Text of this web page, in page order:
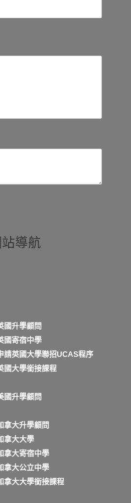
導航
國升學顧問
國寄宿中學
請英國大學聯招UCAS程序
國大學銜接課程
國升學顧問
拿大升學顧問
拿大大學
拿大寄宿中學
拿大公立中學
拿大大學銜接課程